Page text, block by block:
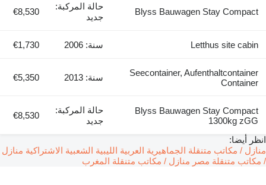
Blyss Bauwagen Stay Compact
حالة المركبة:
جديد
€8,530
Letthus site cabin سنة: 2006 €1,730
Seecontainer, Aufenthaltcontainer
Container
سنة: 2013 €5,350
Blyss Bauwagen Stay Compact
1300kg zGG
حالة المركبة:
جديد
€8,530
انظر أيضا:
منازل / مكاتب متنقلة الجماهيرية العربية الليبية الشعبية الاشتراكية منازل
/ مكاتب متنقلة مصر منازل / مكاتب متنقلة المغرب